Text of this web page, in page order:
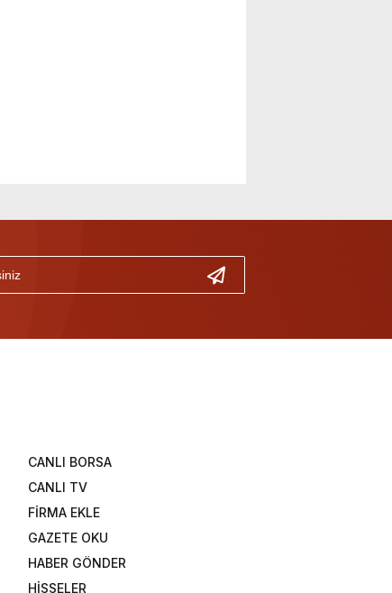
CANLI BORSA
CANLI TV
FİRMA EKLE
GAZETE OKU
HABER GÖNDER
HİSSELER